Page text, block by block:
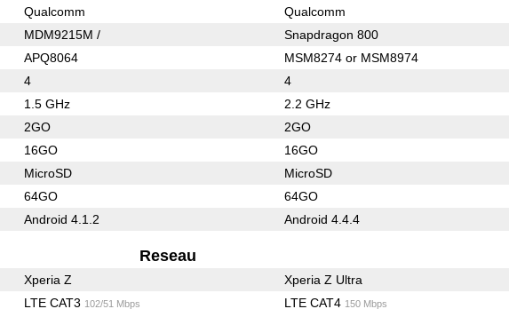
Qualcomm Qualcomm
MDM9215M / Snapdragon 800
APQ8064 MSM8274 or MSM8974
4 4
1.5 GHz 2.2 GHz
2GO 2GO
16GO 16GO
MicroSD MicroSD
64GO 64GO
Android 4.1.2 Android 4.4.4
Reseau
Xperia Z Xperia Z Ultra
LTE CAT3 102/51 Mbps LTE CAT4 150 Mbps